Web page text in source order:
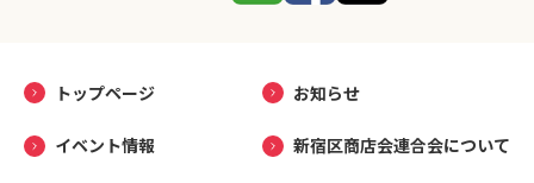
トップページ お知らせ
イベント情報 新宿区商店会連合会について